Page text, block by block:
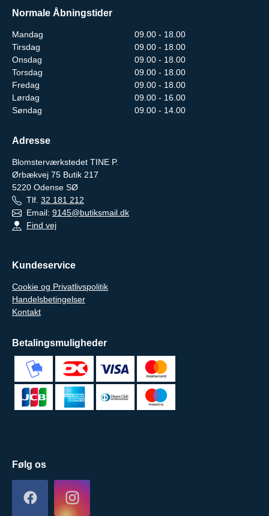
Normale Åbningstider
Mandag
09.00 - 18.00
Tirsdag
09.00 - 18.00
Onsdag
09.00 - 18.00
Torsdag
09.00 - 18.00
Fredag
09.00 - 18.00
Lørdag
09.00 - 16.00
Søndag
09.00 - 14.00
Adresse
Blomsterværkstedet TINE P.
Ørbækvej 75 Butik 217
5220 Odense SØ
Tlf. 32 181 212
Email: 9145@butiksmail.dk
Find vej
Kundeservice
Cookie og Privatlivspolitik
Handelsbetingelser
Kontakt
Betalingsmuligheder
Følg os